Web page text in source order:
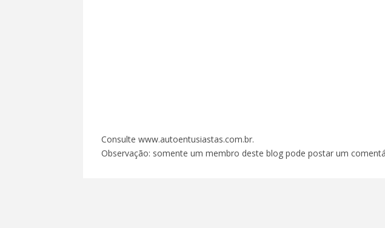
Consulte www.autoentusiastas.com.br.
Observação: somente um membro deste blog pode postar um